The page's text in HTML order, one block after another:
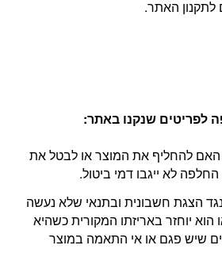
לתקנון האתר.
לפריטים שנקנו באתר:
להחליף את המוצר או לבטל את
לא ייגבו דמי ביטול.
הצגת חשבונית ובתנאי שלא נעשה
הוא יוחזר באריזתו המקורית כשהיא
שיש פגם או אי התאמה במוצר